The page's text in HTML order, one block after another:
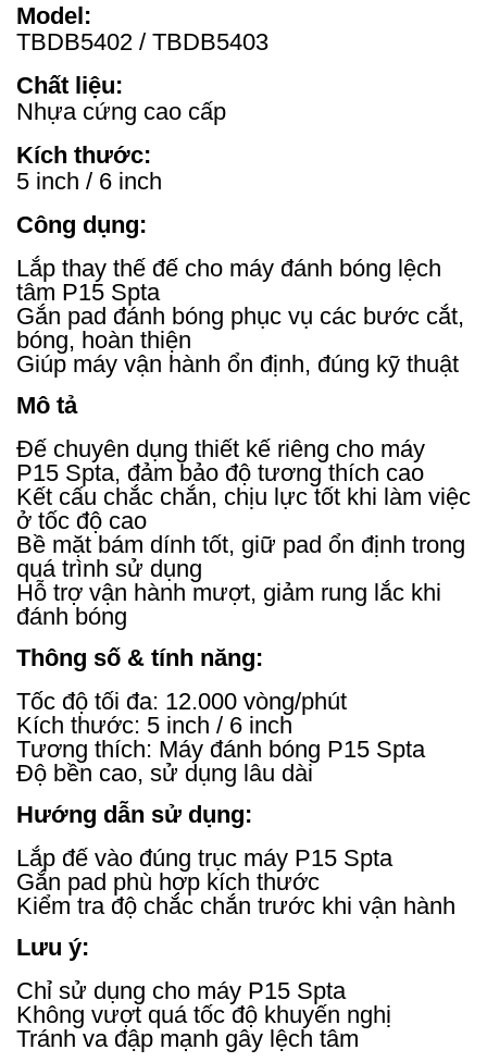
Model:
TBDB5402 / TBDB5403
Chất liệu:
Nhựa cứng cao cấp
Kích thước:
5 inch / 6 inch
Công dụng:
Lắp thay thế đế cho máy đánh bóng lệch
tâm P15 Spta
Gắn pad đánh bóng phục vụ các bước cắt,
bóng, hoàn thiện
Giúp máy vận hành ổn định, đúng kỹ thuật
Mô tả
Đế chuyên dụng thiết kế riêng cho máy
P15 Spta, đảm bảo độ tương thích cao
Kết cấu chắc chắn, chịu lực tốt khi làm việc
ở tốc độ cao
Bề mặt bám dính tốt, giữ pad ổn định trong
quá trình sử dụng
Hỗ trợ vận hành mượt, giảm rung lắc khi
đánh bóng
Thông số & tính năng:
Tốc độ tối đa: 12.000 vòng/phút
Kích thước: 5 inch / 6 inch
Tương thích: Máy đánh bóng P15 Spta
Độ bền cao, sử dụng lâu dài
Hướng dẫn sử dụng:
Lắp đế vào đúng trục máy P15 Spta
Gắn pad phù hợp kích thước
Kiểm tra độ chắc chắn trước khi vận hành
Lưu ý:
Chỉ sử dụng cho máy P15 Spta
Không vượt quá tốc độ khuyến nghị
Tránh va đập mạnh gây lệch tâm